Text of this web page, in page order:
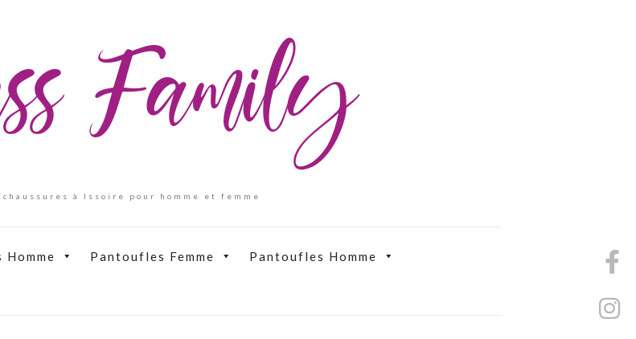
Family
chaussures à Issoire pour homme et femme
Homme Pantoufles Femme Pantoufles Homme